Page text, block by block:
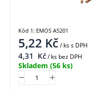
5,22 Kč/ kss DPH
4,31 Kč/ ks bez DPH
Skladem (56 ks)
Kód 1: EMOS A5201